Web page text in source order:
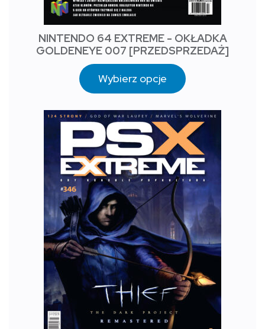
NINTENDO 64 EXTREME - OKŁADKA
GOLDENEYE 007 [PRZEDSPRZEDAŻ]
Wybierz opcje